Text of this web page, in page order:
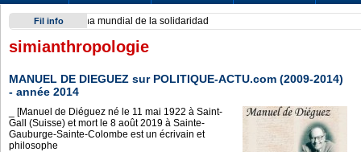
Fil info Exodus: West Bank hardships drive out Palestinian
simianthropologie
MANUEL DE DIEGUEZ sur POLITIQUE-ACTU.com (2009-2014)
- année 2014
_ [Manuel de Diéguez né le 11 mai 1922 à Saint-
Gall (Suisse) et mort le 8 août 2019 à Sainte-
Gauburge-Sainte-Colombe est un écrivain et
philosophe